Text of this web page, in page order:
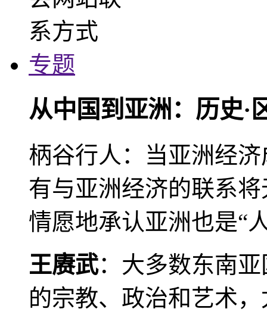
专题
从中国到亚洲：历史·
柄谷行人：当亚洲经
有与亚洲经济的联系
情愿地承认亚洲也是“
王赓武：大多数东南
的宗教、政治和艺术